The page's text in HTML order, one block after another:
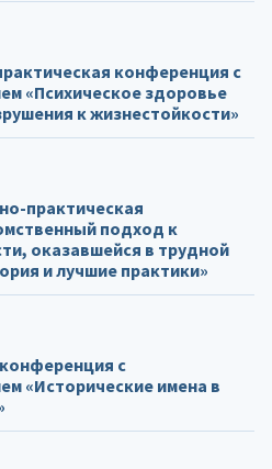
конференция с
«Психическое здоровье
к жизнестойкости»
практическая
подход к
оказавшейся в трудной
и лучшие практики»
с
«Исторические имена в